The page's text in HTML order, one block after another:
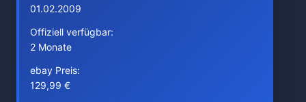
01.02.2009
Offiziell verfügbar:
2 Monate
ebay Preis:
129,99 €